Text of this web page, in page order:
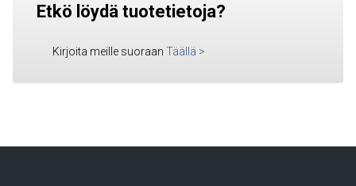
Etkö löydä tuotetietoja?
Kirjoita meille suoraan Täällä >